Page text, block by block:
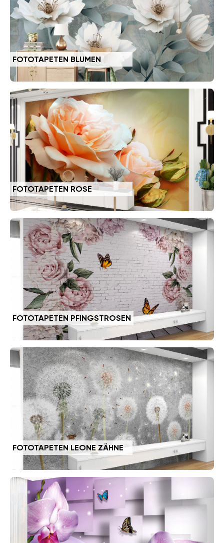
FOTOTAPETEN BLUMEN
FOTOTAPETEN ROSE
FOTOTAPETEN PFINGSTROSEN
FOTOTAPETEN LEONE ZÄHNE